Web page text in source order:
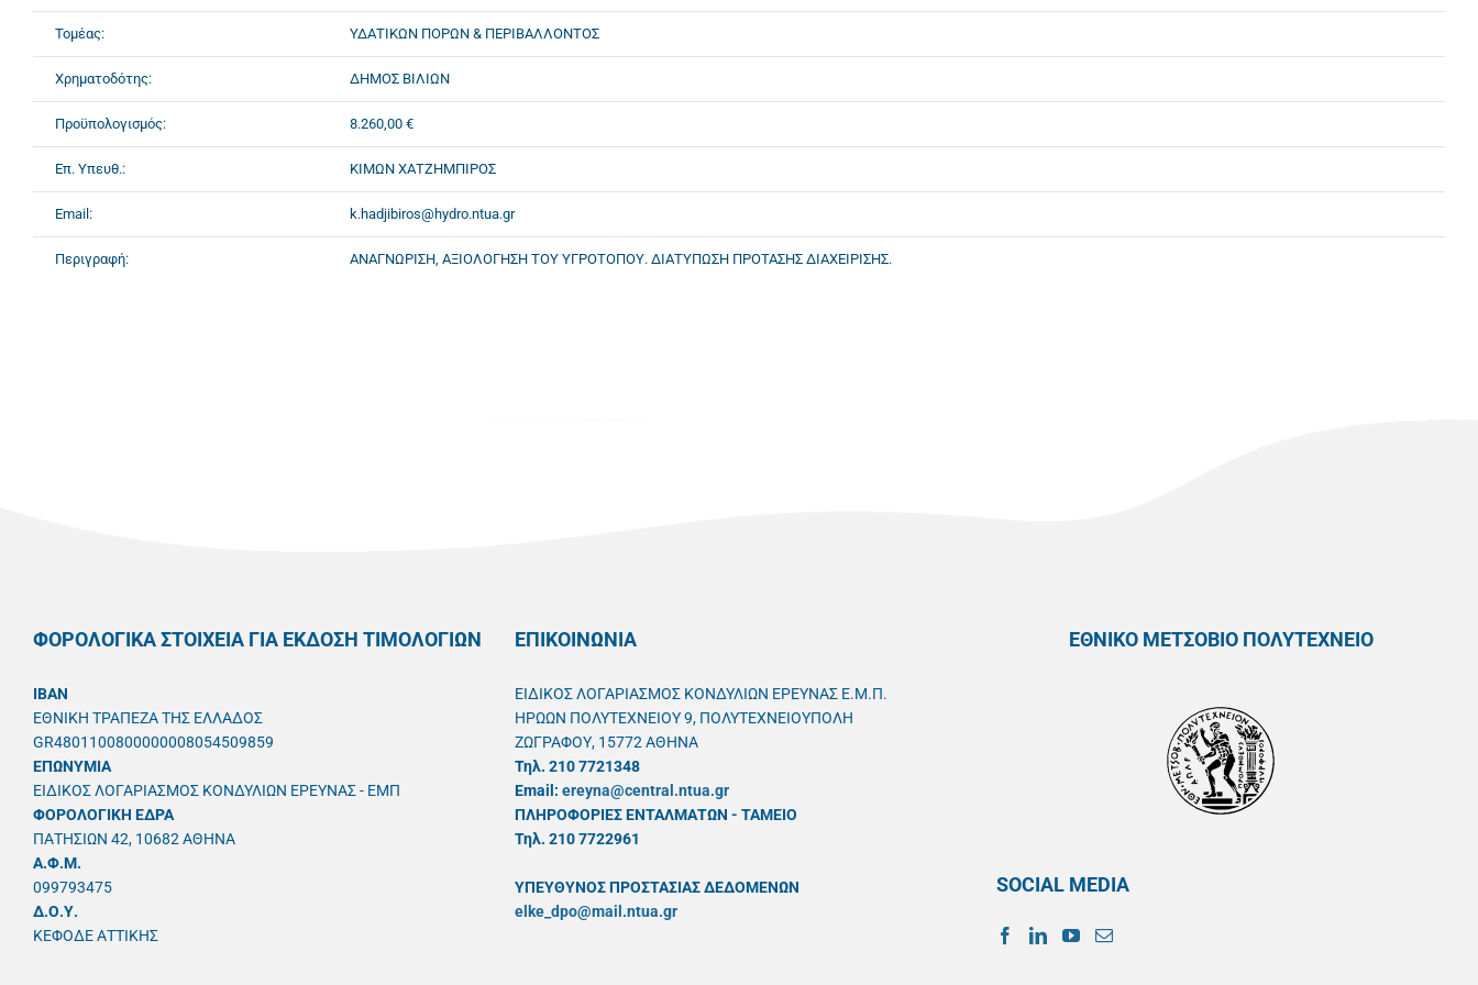
Τομέας: ΥΔΑΤΙΚΩΝ ΠΟΡΩΝ & ΠΕΡΙΒΑΛΛΟΝΤΟΣ
Χρηματοδότης: ΔΗΜΟΣ ΒΙΛΙΩΝ
Προϋπολογισμός: 8.260,00 €
Επ. Υπευθ.: ΚΙΜΩΝ ΧΑΤΖΗΜΠΙΡΟΣ
Email: k.hadjibiros@hydro.ntua.gr
Περιγραφή: ΑΝΑΓΝΩΡΙΣΗ, ΑΞΙΟΛΟΓΗΣΗ ΤΟΥ ΥΓΡΟΤΟΠΟΥ. ΔΙΑΤΥΠΩΣΗ ΠΡΟΤΑΣΗΣ ΔΙΑΧΕΙΡΙΣΗΣ.
ΦΟΡΟΛΟΓΙΚΑ ΣΤΟΙΧΕΙΑ ΓΙΑ ΕΚΔΟΣΗ ΤΙΜΟΛΟΓΙΩΝ
IBAN
ΕΘΝΙΚΗ ΤΡΑΠΕΖΑ ΤΗΣ ΕΛΛΑΔΟΣ
GR4801100800000008054509859
ΕΠΩΝΥΜΙΑ
ΕΙΔΙΚΟΣ ΛΟΓΑΡΙΑΣΜΟΣ ΚΟΝΔΥΛΙΩΝ ΕΡΕΥΝΑΣ - ΕΜΠ
ΦΟΡΟΛΟΓΙΚΗ ΕΔΡΑ
ΠΑΤΗΣΙΩΝ 42, 10682 ΑΘΗΝΑ
A.Φ.Μ.
099793475
Δ.Ο.Υ.
ΚΕΦΟΔΕ ΑΤΤΙΚΗΣ
ΕΠΙΚΟΙΝΩΝΙΑ
ΕΙΔΙΚΟΣ ΛΟΓΑΡΙΑΣΜΟΣ ΚΟΝΔΥΛΙΩΝ ΕΡΕΥΝΑΣ Ε.Μ.Π.
ΗΡΩΩΝ ΠΟΛΥΤΕΧΝΕΙΟΥ 9, ΠΟΛΥΤΕΧΝΕΙΟΥΠΟΛΗ
ΖΩΓΡΑΦΟΥ, 15772 ΑΘΗΝΑ
Τηλ. 210 7721348
Email: ereyna@central.ntua.gr
ΠΛΗΡΟΦΟΡΙΕΣ ΕΝΤΑΛΜΑΤΩΝ - ΤΑΜΕΙΟ
Τηλ. 210 7722961
ΥΠΕΥΘYΝΟΣ ΠΡΟΣΤΑΣΙΑΣ ΔΕΔΟΜΕΝΩΝ
elke_dpo@mail.ntua.gr
ΕΘΝΙΚΟ ΜΕΤΣΟΒΙΟ ΠΟΛΥΤΕΧΝΕΙΟ
SOCIAL MEDIA